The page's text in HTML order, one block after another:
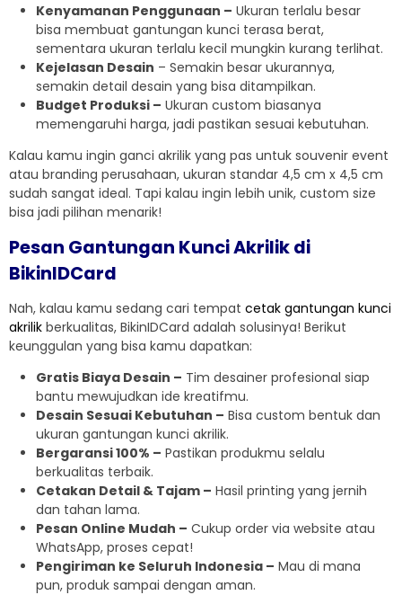
Kenyamanan Penggunaan – Ukuran terlalu besar
bisa membuat gantungan kunci terasa berat,
sementara ukuran terlalu kecil mungkin kurang terlihat.
Kejelasan Desain – Semakin besar ukurannya,
semakin detail desain yang bisa ditampilkan.
Budget Produksi – Ukuran custom biasanya
memengaruhi harga, jadi pastikan sesuai kebutuhan.
Kalau kamu ingin ganci akrilik yang pas untuk souvenir event
atau branding perusahaan, ukuran standar 4,5 cm x 4,5 cm
sudah sangat ideal. Tapi kalau ingin lebih unik, custom size
bisa jadi pilihan menarik!
Pesan Gantungan Kunci Akrilik di
BikinIDCard
Nah, kalau kamu sedang cari tempat cetak gantungan kunci
akrilik berkualitas, BikinIDCard adalah solusinya! Berikut
keunggulan yang bisa kamu dapatkan:
Gratis Biaya Desain – Tim desainer profesional siap
bantu mewujudkan ide kreatifmu.
Desain Sesuai Kebutuhan – Bisa custom bentuk dan
ukuran gantungan kunci akrilik.
Bergaransi 100% – Pastikan produkmu selalu
berkualitas terbaik.
Cetakan Detail & Tajam – Hasil printing yang jernih
dan tahan lama.
Pesan Online Mudah – Cukup order via website atau
WhatsApp, proses cepat!
Pengiriman ke Seluruh Indonesia – Mau di mana
pun, produk sampai dengan aman.